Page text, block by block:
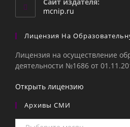
mcnip.ru
Лицензия На
Лицензия на осуществление
деятельности №1686 от
Открыть лицензию
Архивы СМИ
Архивы